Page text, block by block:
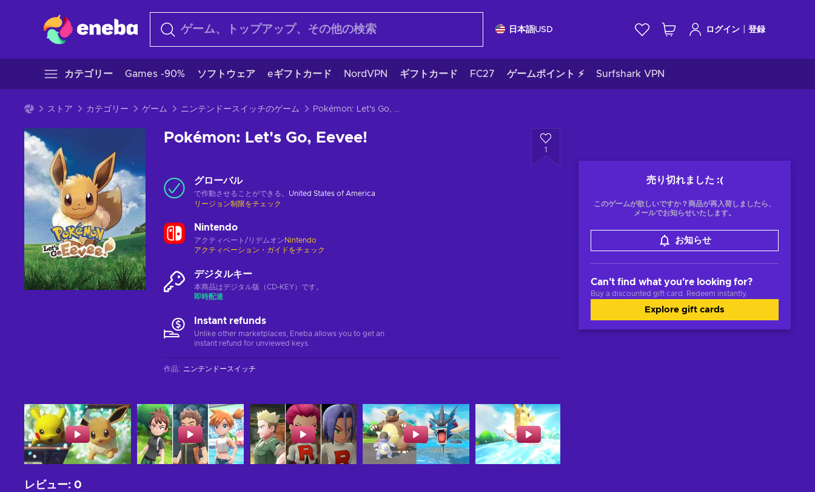
日本語USD ログイン 登録
カテゴリー Games -90% ソフトウェア eギフトカード NordVPN ギフトカード FC27 ゲームポイント ⚡ Surfshark VPN
ストア カテゴリー ゲーム ニンテンドースイッチのゲーム Pokémon: Let's Go, Eevee!
Pokémon: Let's Go, Eevee!
1
売り切れました :(
このゲームが欲しいですか？商品が再入荷しましたら、
メールでお知らせいたします。
お知らせ
Can't find what you're looking for?
Buy a discounted gift card. Redeem instantly.
Explore gift cards
グローバル
で作動させることができる。 United States of America
リージョン制限をチェック
Nintendo
アクティベート/リデムオン Nintendo
アクティベーション・ガイドをチェック
デジタルキー
本商品はデジタル版（CD-KEY）です。
即時配達
Instant refunds
Unlike other marketplaces, Eneba allows you to get an
instant refund for unviewed keys.
作品: ニンテンドースイッチ
レビュー: 0